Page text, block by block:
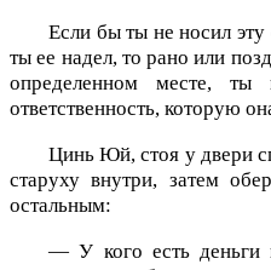
Если бы ты не носил
ты ее надел, то рано или
определенном месте, ты
ответственность, которую
Цинь Юй, стоя у двери
старуху внутри, затем
остальным:
— У кого есть деньги